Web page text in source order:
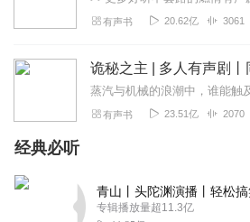
有声书 20.62亿 3061
有声书 23.51亿 2070
经典必听
专辑播放量超11.3亿